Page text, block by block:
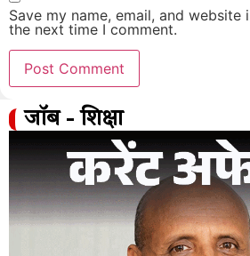
Save my name, email, and
the next time I comment.
जॉब - शिक्षा